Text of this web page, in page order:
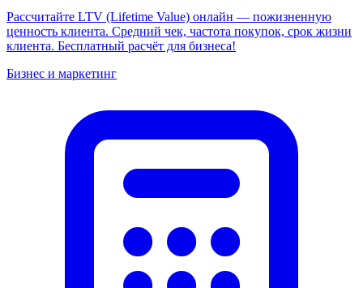
Рассчитайте LTV (Lifetime Value) онлайн — пожизненную
ценность клиента. Средний чек, частота покупок, срок жизни
клиента. Бесплатный расчёт для бизнеса!
Бизнес и маркетинг